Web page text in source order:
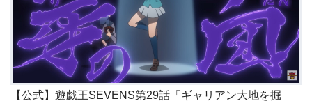
【公式】遊戯王SEVENS第29話「ギャリアン大地を掘